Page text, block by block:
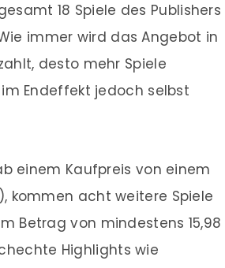
18 Spiele des Publishers
immer wird das Angebot in
desto mehr Spiele
Endeffekt jedoch selbst
einem Kaufpreis von einem
kommen acht weitere Spiele
Betrag von mindestens 15,98
Highlights wie